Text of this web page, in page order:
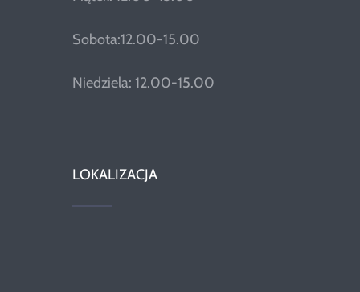
Sobota:12.00-15.00
Niedziela: 12.00-15.00
LOKALIZACJA